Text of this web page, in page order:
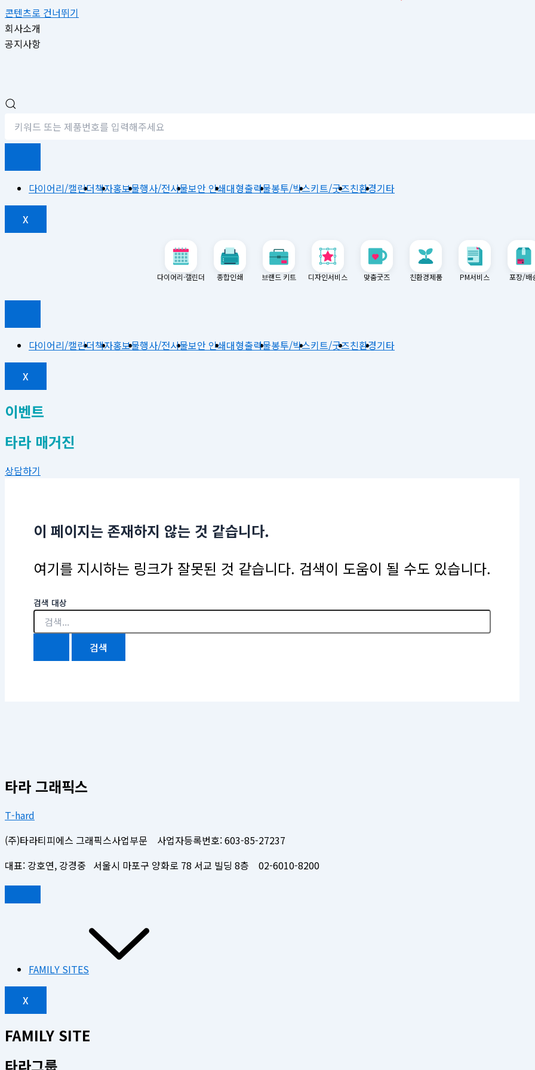
콘텐츠로 건너뛰기
회사소개
공지사항
다이어리/캘린더책자홍보물행사/전시물보안 인쇄대형출력물봉투/박스키트/굿즈친환경기타
X
다이어리·캘린더 종합인쇄 브랜드 키트 디자인서비스 맞춤굿즈 친환경제품 PM서비스 포장/배
다이어리/캘린더책자홍보물행사/전시물보안 인쇄대형출력물봉투/박스키트/굿즈친환경기타
X
이벤트
타라 매거진
상담하기
이 페이지는 존재하지 않는 것 같습니다.
여기를 지시하는 링크가 잘못된 것 같습니다. 검색이 도움이 될 수도 있습니다.
검색 대상
타라 그래픽스
T-hard
(주)타라티피에스 그래픽스사업부문 사업자등록번호: 603-85-27237
대표: 강호연, 강경중 서울시 마포구 양화로 78 서교 빌딩 8층 02-6010-8200
FAMILY SITES
X
FAMILY SITE
타라그룹